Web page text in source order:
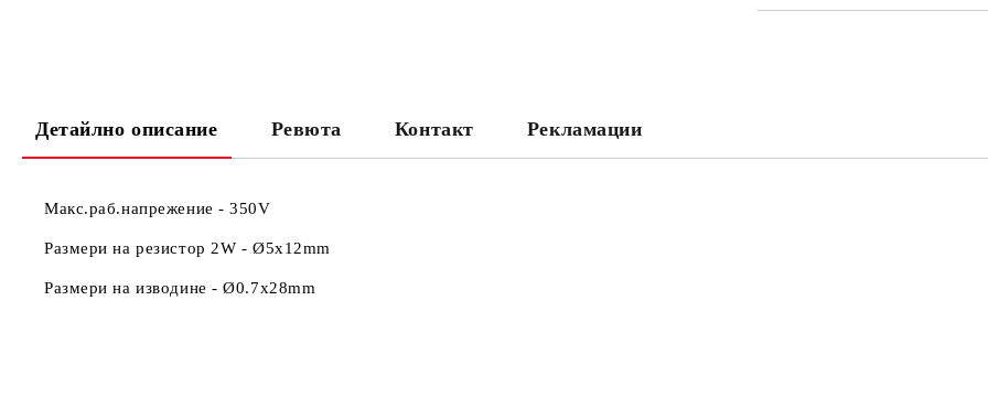
Детайлно описание Ревюта Контакт Рекламации
Макс.раб.напрежение - 350V
Размери на резистор 2W - Ø5x12mm
Размери на изводине -Ø0.7x28mm